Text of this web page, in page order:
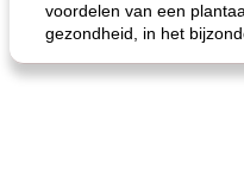
voordelen van een
gezondheid, in het